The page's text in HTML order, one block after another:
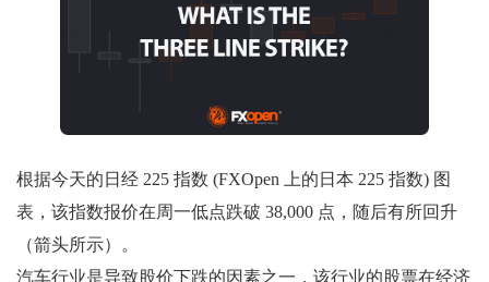
根据今天的日经 225 指数 (FXOpen 上的日本 225 指数) 图
表，该指数报价在周一低点跌破 38,000 点，随后有所回升
（箭头所示）。
汽车行业是导致股价下跌的因素之一，该行业的股票在经济